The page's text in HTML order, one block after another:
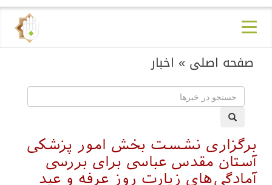
صفحه اصلی » اخبار
برگزاری نشست بخش امور پزشکی
آستان مقدس عباسی برای بررسی
آمادگی‌های زیارت روز عرفه و عید